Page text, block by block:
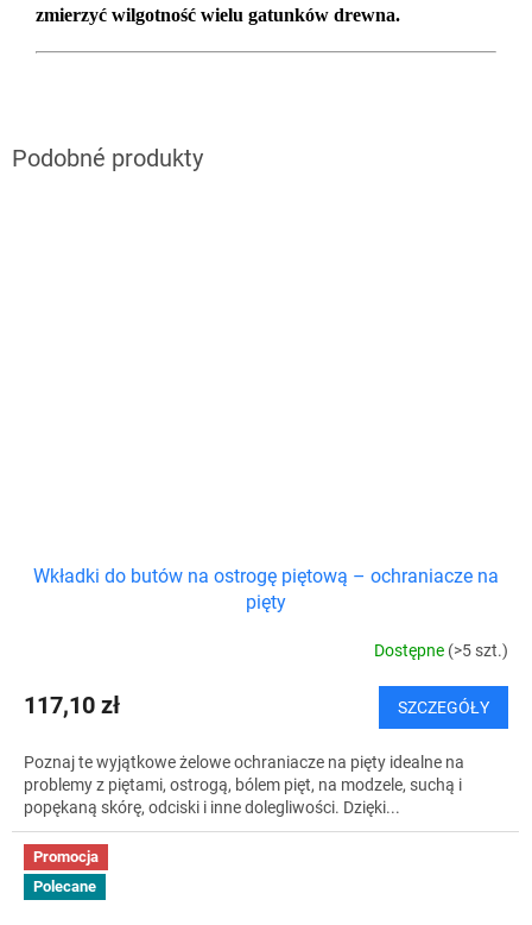
zmierzyć wilgotność wielu gatunków drewna.
Wkładki do butów na ostrogę piętową – ochraniacze na
pięty
Dostępne (>5 szt.)
117,10 zł SZCZEGÓŁY
Poznaj te wyjątkowe żelowe ochraniacze na pięty idealne na
problemy z piętami, ostrogą, bólem pięt, na modzele, suchą i
popękaną skórę, odciski i inne dolegliwości. Dzięki...
Promocja
Polecane